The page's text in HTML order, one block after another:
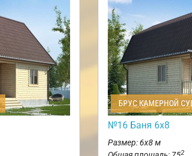
БРУС КАМЕРНОЙ
№16 Баня 6х8
Размер: 6х8 м
2